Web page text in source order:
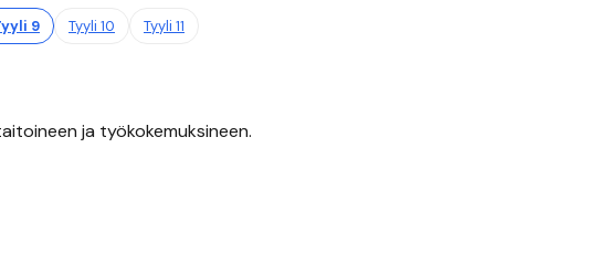
9 Tyyli 10 Tyyli 11
ja työkokemuksineen.